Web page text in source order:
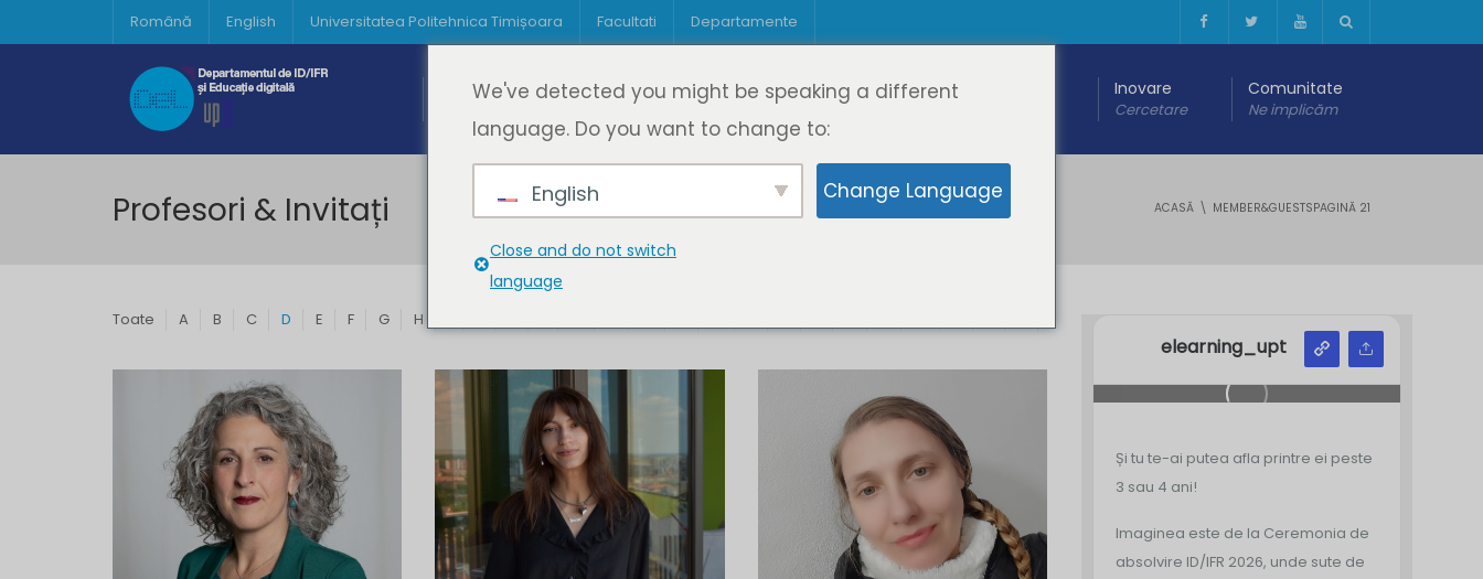
Română English Universitatea Politehnica Timișoara Facultati Departamente
Acasă Despre DeL
Cine suntem
Educație
Oferta de cursuri
Educație digitală Inovare
Cercetare
Comunitate
Ne implicăm
Profesori & Invitați ACASĂ MEMBER&GUESTSPAGINĂ 21
Toate A B C D E F G H
elearning_upt
Și tu te-ai putea afla printre ei peste
3 sau 4 ani!
Imaginea este de la Ceremonia de
absolvire ID/IFR 2026, unde sute de
We've detected you might be speaking a different
language. Do you want to change to:
English Change Language
Close and do not switch
language